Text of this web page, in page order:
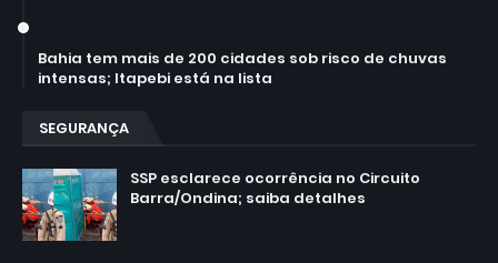
Bahia tem mais de 200 cidades sob risco de chuvas
intensas; Itapebi está na lista
SEGURANÇA
SSP esclarece ocorrência no Circuito
Barra/Ondina; saiba detalhes